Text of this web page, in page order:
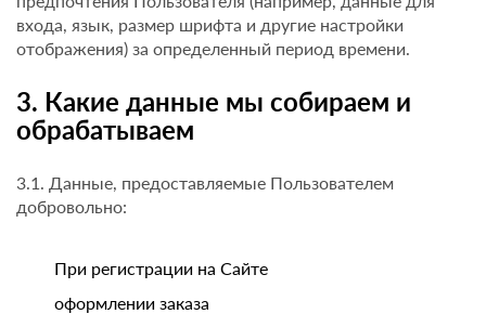
входа, язык, размер шрифта и другие настройки
отображения) за определенный период времени.
3. Какие данные мы собираем и
обрабатываем
3.1. Данные, предоставляемые Пользователем
добровольно:
При регистрации на Сайте
оформлении заказа